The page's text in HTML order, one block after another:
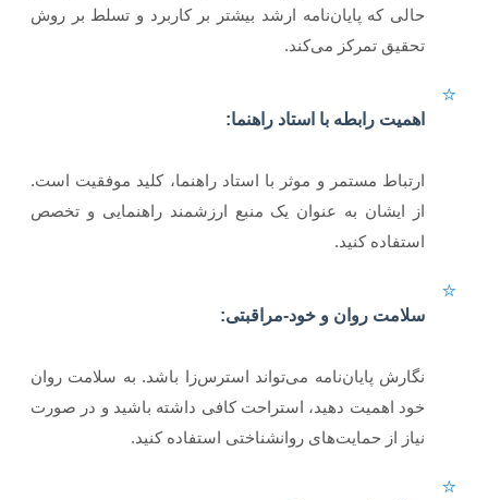
حالی که پایان‌نامه ارشد بیشتر بر کاربرد و تسلط بر روش
تحقیق تمرکز می‌کند.
⭐
اهمیت رابطه با استاد راهنما:
ارتباط مستمر و موثر با استاد راهنما، کلید موفقیت است.
از ایشان به عنوان یک منبع ارزشمند راهنمایی و تخصص
استفاده کنید.
⭐
سلامت روان و خود-مراقبتی:
نگارش پایان‌نامه می‌تواند استرس‌زا باشد. به سلامت روان
خود اهمیت دهید، استراحت کافی داشته باشید و در صورت
نیاز از حمایت‌های روانشناختی استفاده کنید.
⭐